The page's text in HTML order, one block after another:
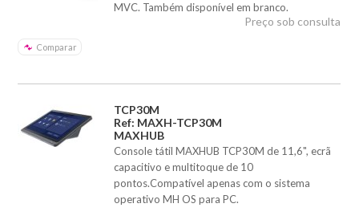
MVC. Também disponível em branco.
Comparar
Preço sob consulta
TCP30M
Ref: MAXH-TCP30M
MAXHUB
Console tátil MAXHUB TCP30M de 11,6", ecrã
capacitivo e multitoque de 10
pontos.Compatível apenas com o sistema
operativo MH OS para PC.